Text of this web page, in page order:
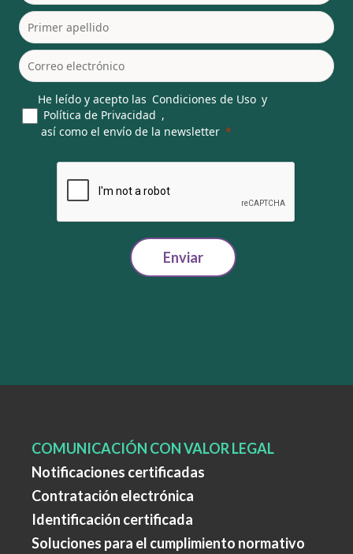
He leído y acepto las Condiciones de Uso y
Política de Privacidad ,
así como el envío de la newsletter
Enviar
COMUNICACIÓN CON VALOR LEGAL
Notificaciones certificadas
Contratación electrónica
Identificación certificada
Soluciones para el cumplimiento normativo